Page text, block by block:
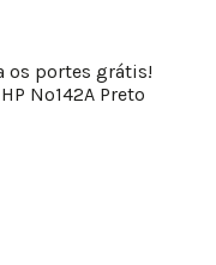
os portes grátis!
Nº142A Preto